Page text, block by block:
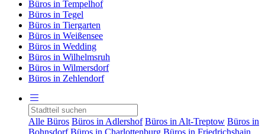
Büros in Tempelhof
Büros in Tegel
Büros in Tiergarten
Büros in Weißensee
Büros in Wedding
Büros in Wilhelmsruh
Büros in Wilmersdorf
Büros in Zehlendorf
Alle Büros Büros in Adlershof Büros in Alt-Treptow Büros in
Bohnsdorf Büros in Charlottenburg Büros in Friedrichshain